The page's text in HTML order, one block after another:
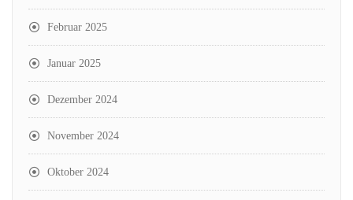
Februar 2025
Januar 2025
Dezember 2024
November 2024
Oktober 2024